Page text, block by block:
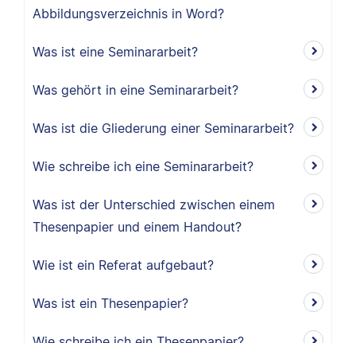
Abbildungsverzeichnis in Word?
Was ist eine Seminararbeit?
Was gehört in eine Seminararbeit?
Was ist die Gliederung einer Seminararbeit?
Wie schreibe ich eine Seminararbeit?
Was ist der Unterschied zwischen einem
Thesenpapier und einem Handout?
Wie ist ein Referat aufgebaut?
Was ist ein Thesenpapier?